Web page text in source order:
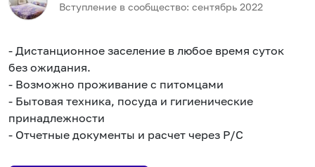
Вступление в сообщество: сентябрь 2022
- Дистанционное заселение в любое время суток
без ожидания.
- Возможно проживание с питомцами
- Бытовая техника, посуда и гигиенические
принадлежности
- Отчетные документы и расчет через Р/С